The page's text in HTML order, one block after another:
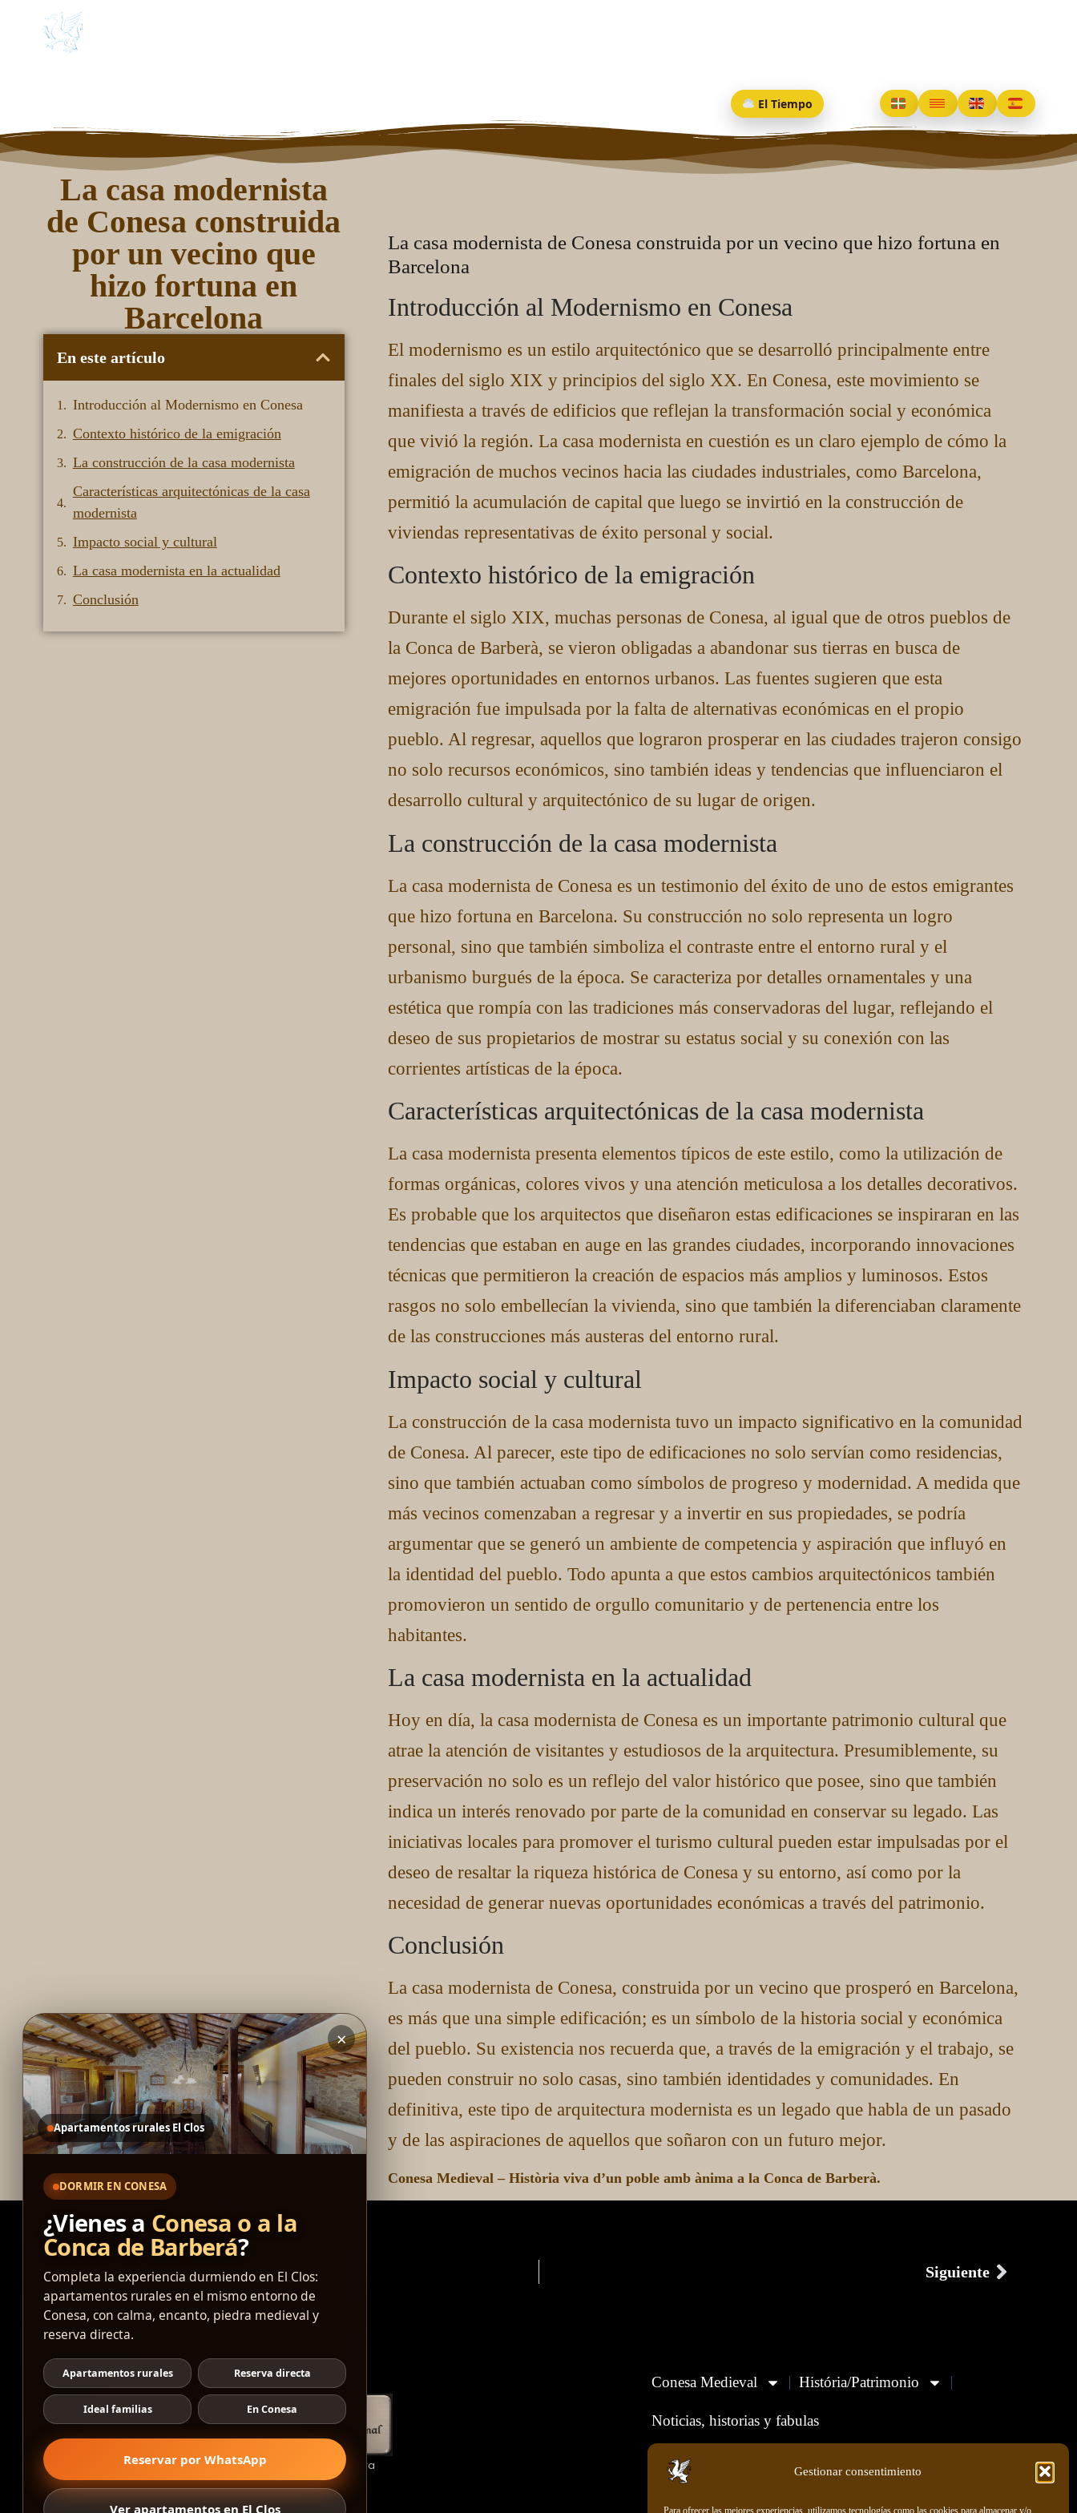
Gestionar consentimiento
Para ofrecer las mejores experiencias, utilizamos tecnologías como las cookies para almacenar y/o
El Tiempo
La casa modernista
de Conesa construida
por un vecino que
hizo fortuna en
Barcelona
En este artículo
Introducción al Modernismo en Conesa
Contexto histórico de la emigración
La construcción de la casa modernista
Características arquitectónicas de la casa
modernista
Impacto social y cultural
La casa modernista en la actualidad
Conclusión
La casa modernista de Conesa construida por un vecino que hizo fortuna en
Barcelona
Introducción al Modernismo en Conesa
El modernismo es un estilo arquitectónico que se desarrolló principalmente entre
finales del siglo XIX y principios del siglo XX. En Conesa, este movimiento se
manifiesta a través de edificios que reflejan la transformación social y económica
que vivió la región. La casa modernista en cuestión es un claro ejemplo de cómo la
emigración de muchos vecinos hacia las ciudades industriales, como Barcelona,
permitió la acumulación de capital que luego se invirtió en la construcción de
viviendas representativas de éxito personal y social.
Contexto histórico de la emigración
Durante el siglo XIX, muchas personas de Conesa, al igual que de otros pueblos de
la Conca de Barberà, se vieron obligadas a abandonar sus tierras en busca de
mejores oportunidades en entornos urbanos. Las fuentes sugieren que esta
emigración fue impulsada por la falta de alternativas económicas en el propio
pueblo. Al regresar, aquellos que lograron prosperar en las ciudades trajeron consigo
no solo recursos económicos, sino también ideas y tendencias que influenciaron el
desarrollo cultural y arquitectónico de su lugar de origen.
La construcción de la casa modernista
La casa modernista de Conesa es un testimonio del éxito de uno de estos emigrantes
que hizo fortuna en Barcelona. Su construcción no solo representa un logro
personal, sino que también simboliza el contraste entre el entorno rural y el
urbanismo burgués de la época. Se caracteriza por detalles ornamentales y una
estética que rompía con las tradiciones más conservadoras del lugar, reflejando el
deseo de sus propietarios de mostrar su estatus social y su conexión con las
corrientes artísticas de la época.
Características arquitectónicas de la casa modernista
La casa modernista presenta elementos típicos de este estilo, como la utilización de
formas orgánicas, colores vivos y una atención meticulosa a los detalles decorativos.
Es probable que los arquitectos que diseñaron estas edificaciones se inspiraran en las
tendencias que estaban en auge en las grandes ciudades, incorporando innovaciones
técnicas que permitieron la creación de espacios más amplios y luminosos. Estos
rasgos no solo embellecían la vivienda, sino que también la diferenciaban claramente
de las construcciones más austeras del entorno rural.
Impacto social y cultural
La construcción de la casa modernista tuvo un impacto significativo en la comunidad
de Conesa. Al parecer, este tipo de edificaciones no solo servían como residencias,
sino que también actuaban como símbolos de progreso y modernidad. A medida que
más vecinos comenzaban a regresar y a invertir en sus propiedades, se podría
argumentar que se generó un ambiente de competencia y aspiración que influyó en
la identidad del pueblo. Todo apunta a que estos cambios arquitectónicos también
promovieron un sentido de orgullo comunitario y de pertenencia entre los
habitantes.
La casa modernista en la actualidad
Hoy en día, la casa modernista de Conesa es un importante patrimonio cultural que
atrae la atención de visitantes y estudiosos de la arquitectura. Presumiblemente, su
preservación no solo es un reflejo del valor histórico que posee, sino que también
indica un interés renovado por parte de la comunidad en conservar su legado. Las
iniciativas locales para promover el turismo cultural pueden estar impulsadas por el
deseo de resaltar la riqueza histórica de Conesa y su entorno, así como por la
necesidad de generar nuevas oportunidades económicas a través del patrimonio.
Conclusión
La casa modernista de Conesa, construida por un vecino que prosperó en Barcelona,
es más que una simple edificación; es un símbolo de la historia social y económica
del pueblo. Su existencia nos recuerda que, a través de la emigración y el trabajo, se
pueden construir no solo casas, sino también identidades y comunidades. En
definitiva, este tipo de arquitectura modernista es un legado que habla de un pasado
y de las aspiraciones de aquellos que soñaron con un futuro mejor.
Conesa Medieval – Història viva d’un poble amb ànima a la Conca de Barberà.
Anterior Siguiente
CONESA
Medieval
BCIN
Generalitat de Catalunya
Conesa Medieval História/Patrimonio
Noticias, historias y fabulas
×
Apartamentos rurales El Clos
DORMIR EN CONESA
¿Vienes a Conesa o a la
Conca de Barberá?
Completa la experiencia durmiendo en El Clos:
apartamentos rurales en el mismo entorno de
Conesa, con calma, encanto, piedra medieval y
reserva directa.
Apartamentos rurales Reserva directa
Ideal familias En Conesa
Reservar por WhatsApp
Ver apartamentos en El Clos